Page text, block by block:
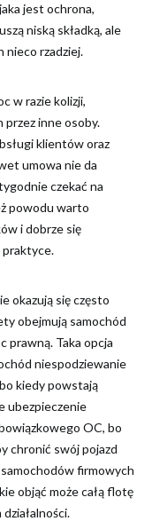
jest ochrona,
niską składką, ale
nieco rzadziej.
w razie kolizji,
przez inne osoby.
klientów oraz
umowa nie da
czekać na
powodu warto
i dobrze się
praktyce.
okazują się często
obejmują samochód
prawną. Taka opcja
niespodziewanie
kiedy powstają
ubezpieczenie
OC, bo
chronić swój pojazd
firmowych
objąć może całą flotę